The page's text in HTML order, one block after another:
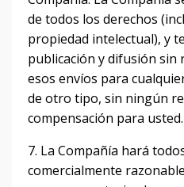
de todos los derechos
propiedad intelectual), y
publicación y difusión sin
esos envíos para
de otro tipo, sin ningún
compensación para usted.
7. La Compañía hará
comercialmente